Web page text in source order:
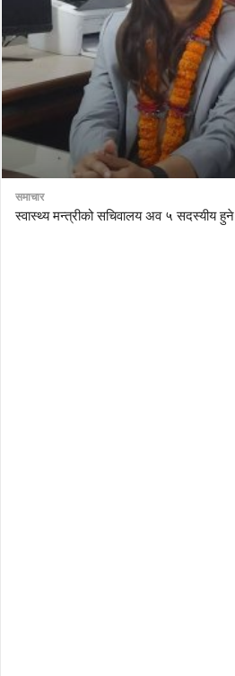
समाचार
स्वास्थ्य मन्त्रीको सचिवालय अव ५ सदस्यीय हुने